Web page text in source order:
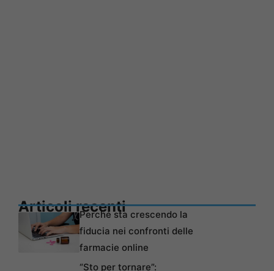
Articoli recentiPerché sta crescendo la
fiducia nei confronti delle
farmacie online
“Sto per tornare”: